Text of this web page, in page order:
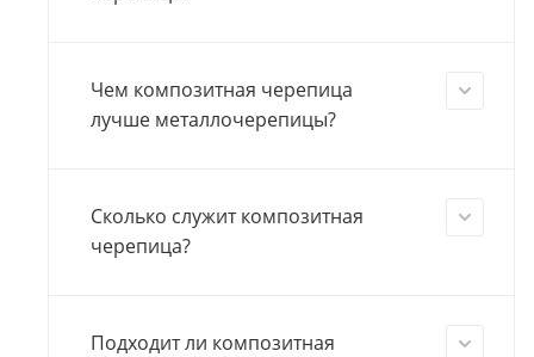
Чем композитная черепица
лучше металлочерепицы?
Сколько служит композитная
черепица?
Подходит ли композитная